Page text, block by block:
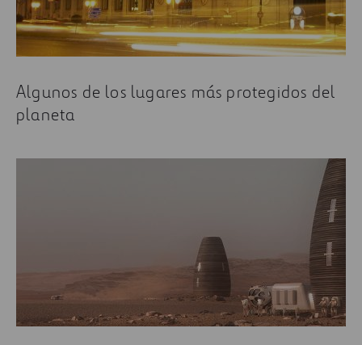
Algunos de los lugares más protegidos del
planeta